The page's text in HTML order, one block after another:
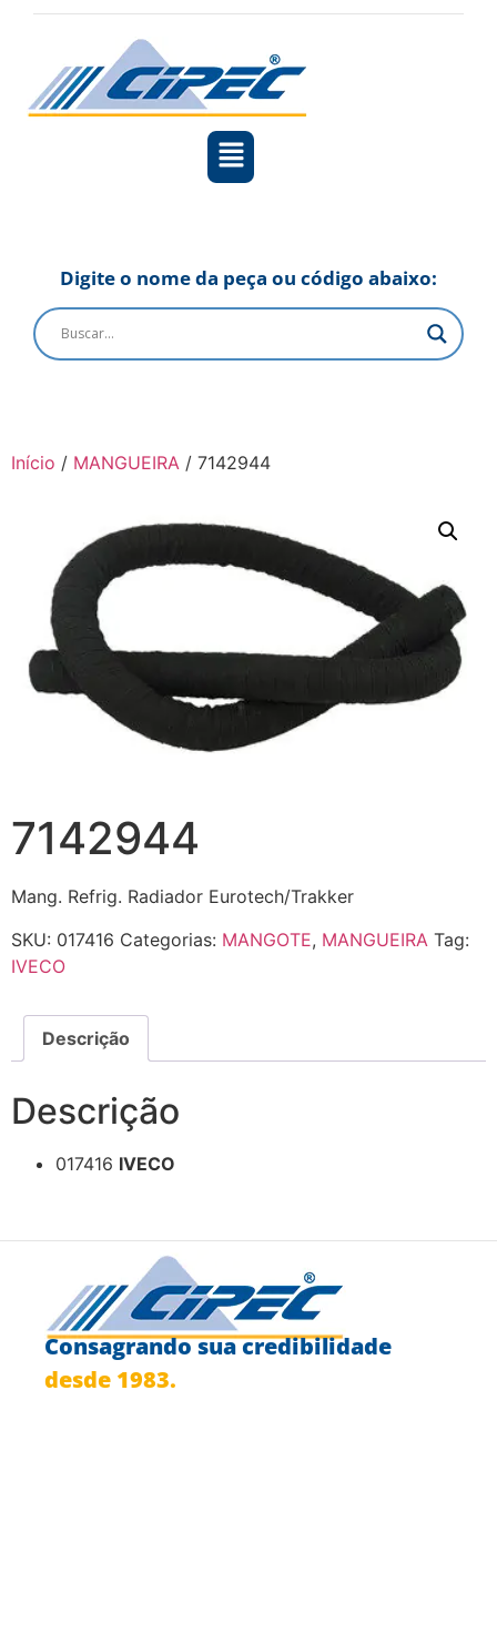
Digite o nome da peça ou código abaixo:
Início / MANGUEIRA / 7142944
7142944
Mang. Refrig. Radiador Eurotech/Trakker
SKU: 017416 Categorias: MANGOTE, MANGUEIRA Tag:
IVECO
Descrição
Descrição
017416 IVECO
Consagrando sua credibilidade
desde 1983.